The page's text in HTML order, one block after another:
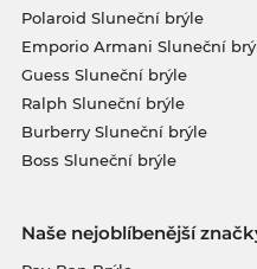
Polaroid Sluneční brýle
Emporio Armani Sluneční
Guess Sluneční brýle
Ralph Sluneční brýle
Burberry Sluneční brýle
Boss Sluneční brýle
Naše nejoblíbenější